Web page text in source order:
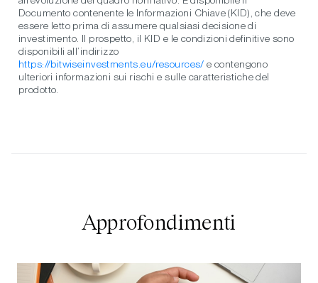
Documento contenente le Informazioni Chiave (KID), che deve
essere letto prima di assumere qualsiasi decisione di
investimento. Il prospetto, il KID e le condizioni definitive sono
disponibili all’indirizzo
https://bitwiseinvestments.eu/resources/ e contengono
ulteriori informazioni sui rischi e sulle caratteristiche del
prodotto.
Approfondimenti